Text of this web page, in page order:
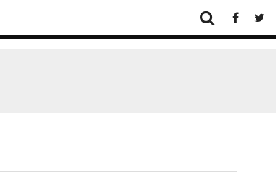
ANTIDAYTON VIBER STIKERI